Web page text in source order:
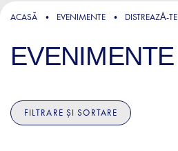
ACASĂ EVENIMENTE DISTREAZǍ-TE
EVENIMENTE
FILTRARE ȘI SORTARE